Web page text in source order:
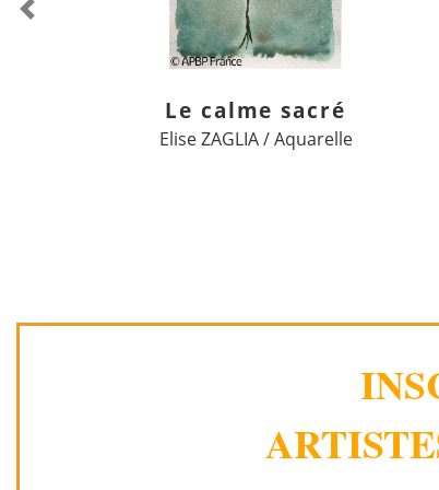
Le calme sacré
Elise ZAGLIA / Aquarelle
Previous